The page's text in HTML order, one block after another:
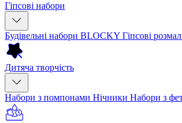
Гіпсові набори
Будівельні набори BLOCKY Гіпсові
Дитяча творчість
Набори з помпонами Нічники Набори з